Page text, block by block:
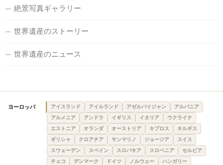
絶景写真ギャラリー
世界遺産のストーリー
世界遺産のニュース
ヨーロッパ アイスランド アイルランド アゼルバイジャン
アルバニア
アルメニア
アンドラ イギリス イタリア
ウクライナ
エストニア
オランダ オーストリア キプロス
キルギス
ギリシャ
クロアチア サンマリノ ジョージア
スイス
スウェーデン
スペイン スロバキア スロベニア
セルビア
チェコ
デンマーク ドイツ ノルウェー
ハンガリー